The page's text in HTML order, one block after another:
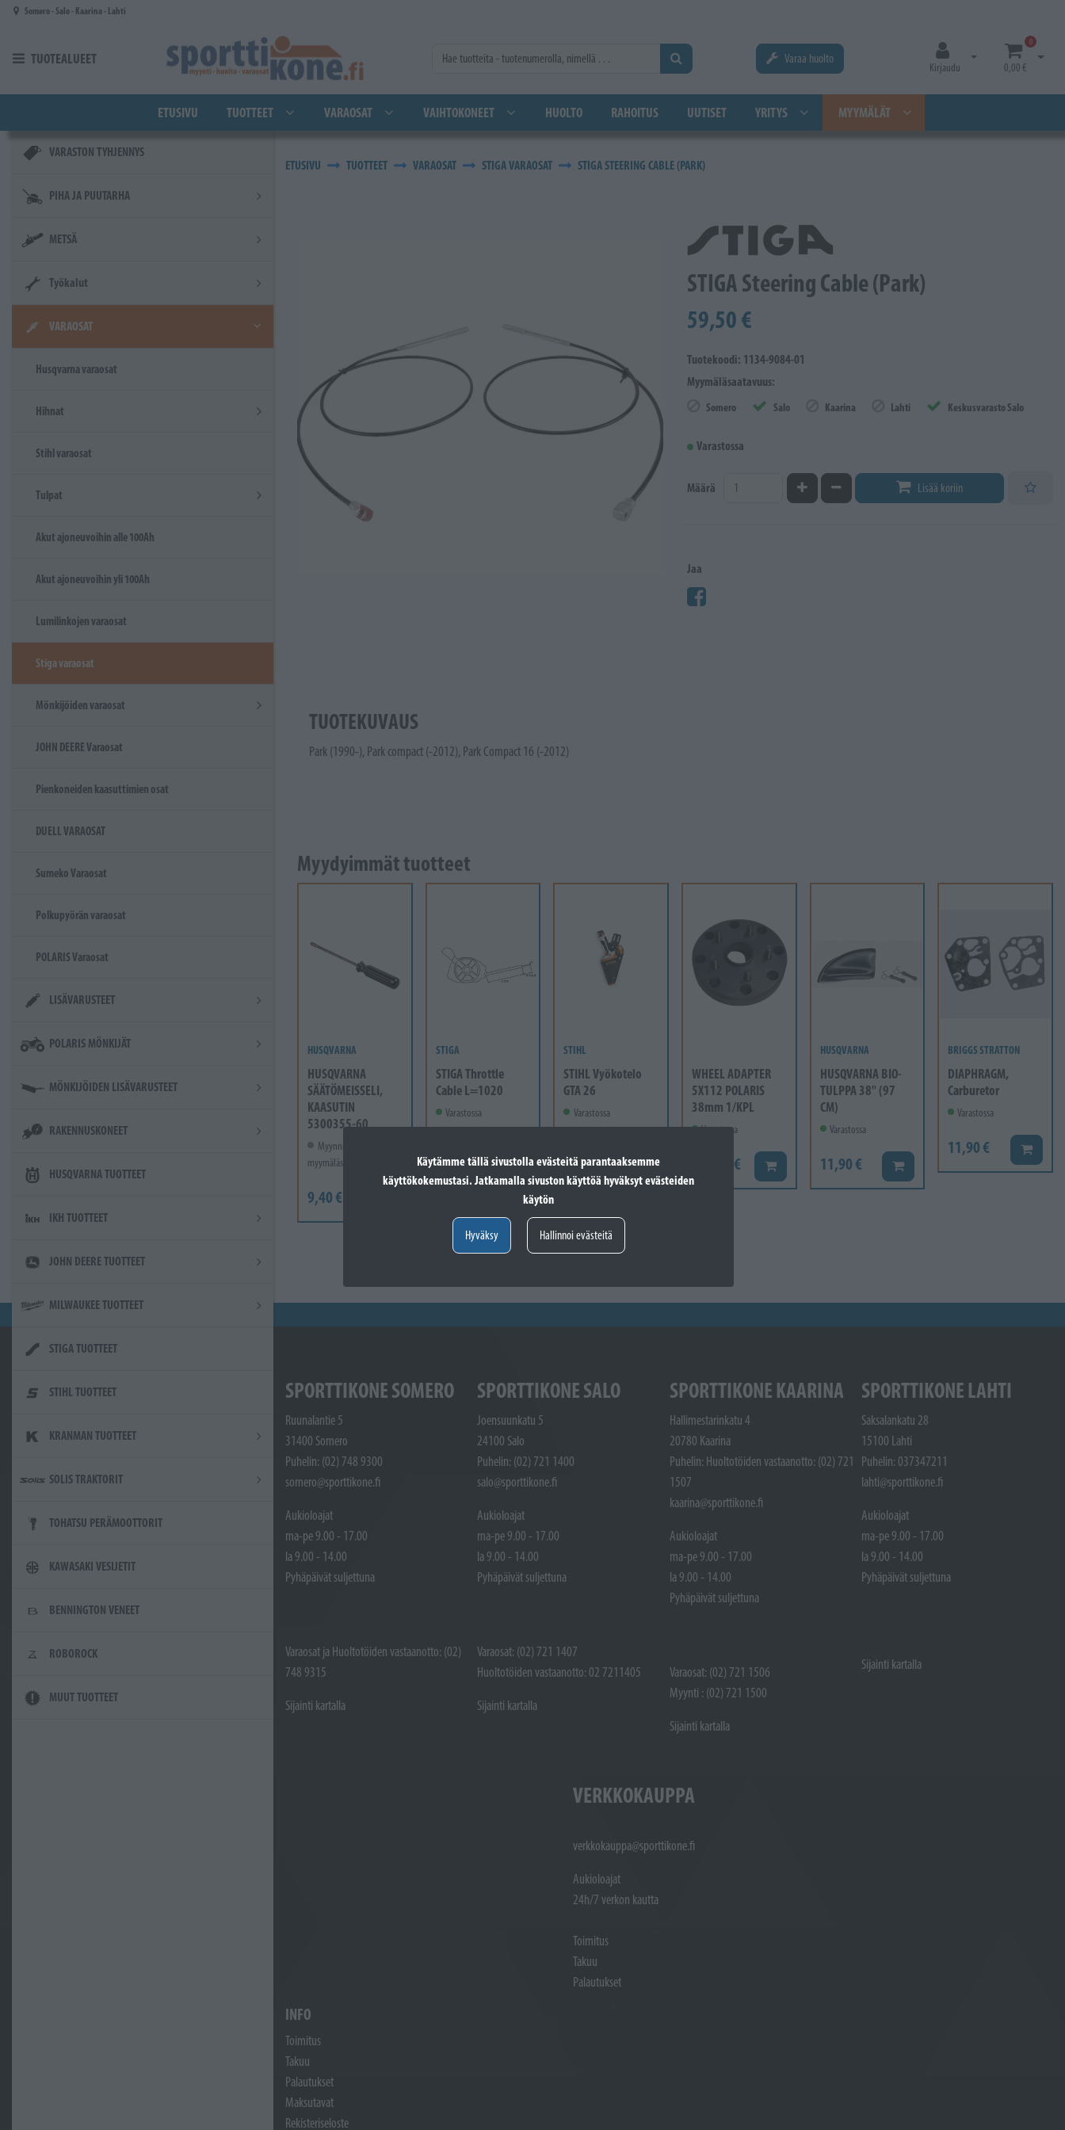
Käytämme tällä sivustolla evästeitä parantaaksemme
käyttökokemustasi. Jatkamalla sivuston käyttöä hyväksyt evästeiden
käytön
Hyväksy Hallinnoi evästeitä
Siirry pääsisältöön
Somero - Salo - Kaarina - Lahti
TUOTEALUEET Varaa huolto
Kirjaudu
Avaa kirjautuminen
0
0,00 €
Avaa
ETUSIVU TUOTTEET VARAOSAT VAIHTOKONEET HUOLTO RAHOITUS UUTISET YRITYS MYYMÄLÄT
VARASTON TYHJENNYS
PIHA JA PUUTARHA
METSÄ
Työkalut
VARAOSAT
Husqvarna varaosat
Hihnat
Stihl varaosat
Tulpat
Akut ajoneuvoihin alle 100Ah
Akut ajoneuvoihin yli 100Ah
Lumilinkojen varaosat
Stiga varaosat
Mönkijöiden varaosat
JOHN DEERE Varaosat
Pienkoneiden kaasuttimien osat
DUELL VARAOSAT
Sumeko Varaosat
Polkupyörän varaosat
POLARIS Varaosat
LISÄVARUSTEET
POLARIS MÖNKIJÄT
MÖNKIJÖIDEN LISÄVARUSTEET
RAKENNUSKONEET
HUSQVARNA TUOTTEET
IKH TUOTTEET
JOHN DEERE TUOTTEET
MILWAUKEE TUOTTEET
STIGA TUOTTEET
STIHL TUOTTEET
KRANMAN TUOTTEET
SOLIS TRAKTORIT
TOHATSU PERÄMOOTTORIT
KAWASAKI VESIJETIT
BENNINGTON VENEET
ROBOROCK
MUUT TUOTTEET
ETUSIVU TUOTTEET VARAOSAT STIGA VARAOSAT STIGA STEERING CABLE (PARK)
STIGA Steering Cable (Park)
59,50 €
Tuotekoodi: 1134-9084-01
Myymäläsaatavuus:
Somero Salo Kaarina Lahti Keskusvarasto Salo
Varastossa
Määrä Kasvata määrääVähennä määrää Lisää koriin
Jaa
TUOTEKUVAUS
Park (1990-), Park compact (-2012), Park Compact 16 (-2012)
Myydyimmät tuotteet
HUSQVARNA
HUSQVARNA
SÄÄTÖMEISSELI,
KAASUTIN
5300355-60
Myynnissä vain
myymälässä.
9,40 €
STIGA
STIGA Throttle
Cable L=1020
Varastossa
STIHL
STIHL Vyökotelo
GTA 26
Varastossa
WHEEL ADAPTER
5X112 POLARIS
38mm 1/KPL
Varastossa
126,60 € Lisää koriin
HUSQVARNA
HUSQVARNA BIO-
TULPPA 38" (97
CM)
Varastossa
11,90 € Lisää koriin
BRIGGS STRATTON
DIAPHRAGM,
Carburetor
Varastossa
11,90 € Lisää
SPORTTIKONE SOMERO
Ruunalantie 5
31400 Somero
Puhelin: (02) 748 9300
somero@sporttikone.fi
Aukioloajat
ma-pe 9.00 - 17.00
la 9.00 - 14.00
Pyhäpäivät suljettuna
Varaosat ja Huoltotöiden vastaanotto: (02)
748 9315
Sijainti kartalla
SPORTTIKONE SALO
Joensuunkatu 5
24100 Salo
Puhelin: (02) 721 1400
salo@sporttikone.fi
Aukioloajat
ma-pe 9.00 - 17.00
la 9.00 - 14.00
Pyhäpäivät suljettuna
Varaosat: (02) 721 1407
Huoltotöiden vastaanotto: 02 7211405
Sijainti kartalla
SPORTTIKONE KAARINA
Hallimestarinkatu 4
20780 Kaarina
Puhelin: Huoltotöiden vastaanotto: (02) 721
1507
kaarina@sporttikone.fi
Aukioloajat
ma-pe 9.00 - 17.00
la 9.00 - 14.00
Pyhäpäivät suljettuna
Varaosat: (02) 721 1506
Myynti : (02) 721 1500
Sijainti kartalla
SPORTTIKONE LAHTI
Saksalankatu 28
15100 Lahti
Puhelin: 037347211
lahti@sporttikone.fi
Aukioloajat
ma-pe 9.00 - 17.00
la 9.00 - 14.00
Pyhäpäivät suljettuna
Sijainti kartalla
VERKKOKAUPPA
verkkokauppa@sporttikone.fi
Aukioloajat
24h/7 verkon kautta
Toimitus
Takuu
Palautukset
INFO
Toimitus
Takuu
Palautukset
Maksutavat
Rekisteriseloste